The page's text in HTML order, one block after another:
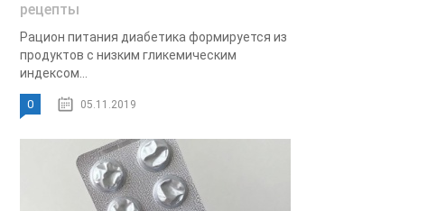
рецепты
Рацион питания диабетика формируется из
продуктов с низким гликемическим
индексом...
0 05.11.2019